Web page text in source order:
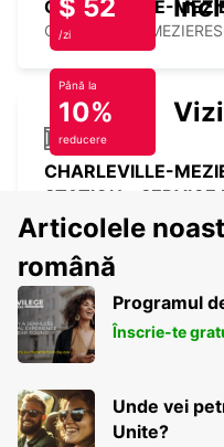
CHARLEVILLE-
CHARLEVILLE
CHARLEVILLE-
STATION - SERVICE
CHARLEVILLE
SAINT-QUENTIN
SERVICE POINT
ST QUENTIN - FRANCE
$ 52
/zi
Până la
10%
reducere
Articolele
română
Programul
Înscrie-te
Unde vei
Unite?